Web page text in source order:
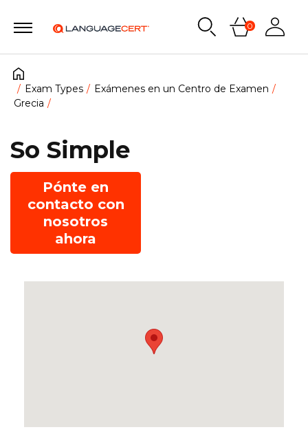
0
Exam Types
Exámenes en un Centro de Examen
Grecia
So Simple
Pónte en
contacto con
nosotros
ahora